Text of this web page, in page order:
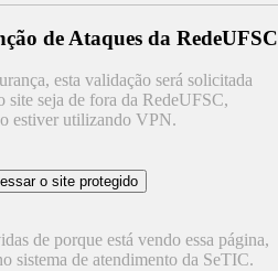
de Ataques da RedeUFSC
esta validação será solicitada
site seja de fora da RedeUFSC,
estiver utilizando VPN.
de porque está vendo essa página,
sistema de atendimento da SeTIC.